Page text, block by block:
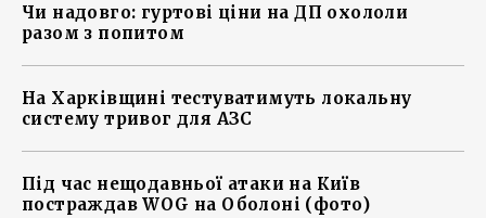
Чи надовго: гуртові ціни на ДП охололи
разом з попитом
На Харківщині тестуватимуть локальну
систему тривог для АЗС
Під час нещодавньої атаки на Київ
постраждав WOG на Оболоні (фото)